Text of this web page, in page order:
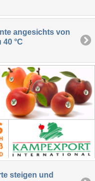
angesichts von
°C
steigen und